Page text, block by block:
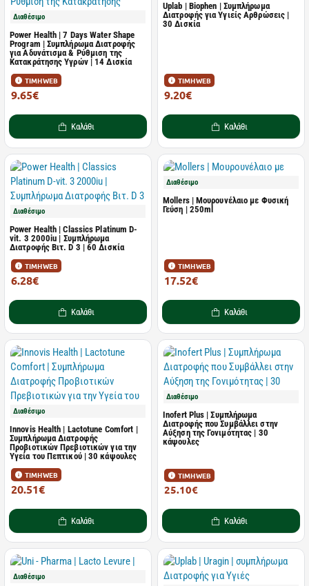
Διαθέσιμο
Power Health | 7 Days Water Shape
Program | Συμπλήρωμα Διατροφής
για Αδυνάτισμα & Ρύθμιση της
Κατακράτησης Υγρών | 14 Δισκία
ΤΙΜΗ WEB
9.65€
Καλάθι
Uplab | Biophen | Συμπλήρωμα
Διατροφής για Υγιείς Αρθρώσεις |
30 Δισκία
ΤΙΜΗ WEB
9.20€
Καλάθι
Διαθέσιμο
Power Health | Classics Platinum D-
vit. 3 2000iu | Συμπλήρωμα
Διατροφής Βιτ. D 3 | 60 Δισκία
ΤΙΜΗ WEB
6.28€
Καλάθι
Διαθέσιμο
Mollers | Μουρουνέλαιο με Φυσική
Γεύση | 250ml
ΤΙΜΗ WEB
17.52€
Καλάθι
Διαθέσιμο
Innovis Health | Lactotune Comfort |
Συμπλήρωμα Διατροφής
Προβιοτικών Πρεβιοτικών για την
Υγεία του Πεπτικού | 30 κάψουλες
ΤΙΜΗ WEB
20.51€
Καλάθι
Διαθέσιμο
Inofert Plus | Συμπλήρωμα
Διατροφής που Συμβάλλει στην
Αύξηση της Γονιμότητας | 30
κάψουλες
ΤΙΜΗ WEB
25.10€
Καλάθι
Διαθέσιμο